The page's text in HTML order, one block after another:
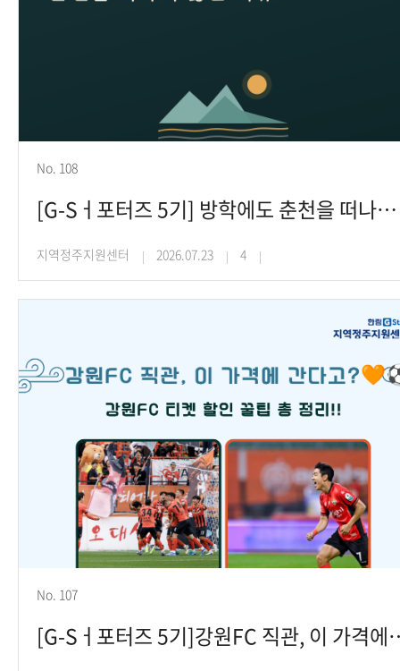
No. 108
[G-Sㅓ포터즈 5기] 방학에도 춘천을 떠나지 않는 이유(김동연 학생)
지역정주지원센터 2026.07.23 4
No. 107
[G-Sㅓ포터즈 5기]강